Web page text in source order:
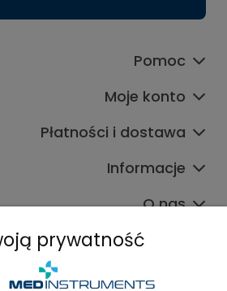
Pomoc
Moje konto
Płatności i dostawa
Informacje
O nas
prywatność